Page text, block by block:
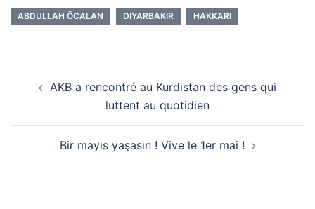
ABDULLAH ÖCALAN DIYARBAKIR HAKKARI
d’articleAKB a rencontré au Kurdistan des gens qui
luttent au quotidien
Bir mayıs yaşasın ! Vive le 1er mai !